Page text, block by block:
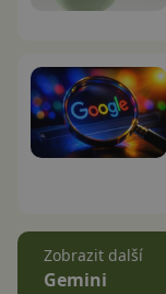
Zobrazit další
Gemini